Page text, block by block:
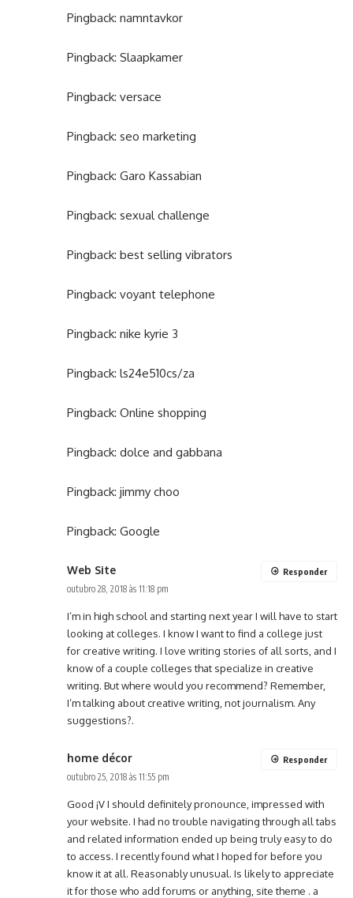
Pingback: namntavkor
Pingback: Slaapkamer
Pingback: versace
Pingback: seo marketing
Pingback: Garo Kassabian
Pingback: sexual challenge
Pingback: best selling vibrators
Pingback: voyant telephone
Pingback: nike kyrie 3
Pingback: ls24e510cs/za
Pingback: Online shopping
Pingback: dolce and gabbana
Pingback: jimmy choo
Pingback: Google
Web Site
outubro 28, 2018 às 11:18 pm
I’m in high school and starting next year I will have to start
looking at colleges. I know I want to find a college just
for creative writing. I love writing stories of all sorts, and I
know of a couple colleges that specialize in creative
writing. But where would you recommend? Remember,
I’m talking about creative writing, not journalism. Any
suggestions?.
Responder
home décor
outubro 25, 2018 às 11:55 pm
Good ¡V I should definitely pronounce, impressed with
your website. I had no trouble navigating through all tabs
and related information ended up being truly easy to do
to access. I recently found what I hoped for before you
know it at all. Reasonably unusual. Is likely to appreciate
it for those who add forums or anything, site theme . a
Responder